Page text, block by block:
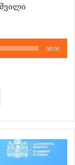
00:00